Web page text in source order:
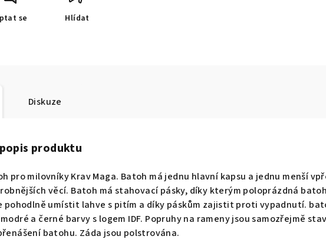
se Hlídat
Diskuze
produktu
pro milovníky Krav Maga. Batoh má jednu hlavní kapsu a jednu menší
věcí. Batoh má stahovací pásky, díky kterým poloprázdná
pohodlně umístit lahve s pitím a díky páskům zajistit proti vypadnutí.
a černé barvy s logem IDF. Popruhy na rameny jsou samozřejmě
batohu. Záda jsou polstrována.